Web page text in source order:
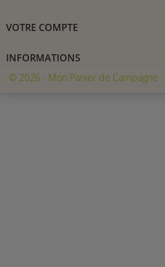
VOTRE COMPTE
INFORMATIONS
© 2026 - Mon Panier de Campagne